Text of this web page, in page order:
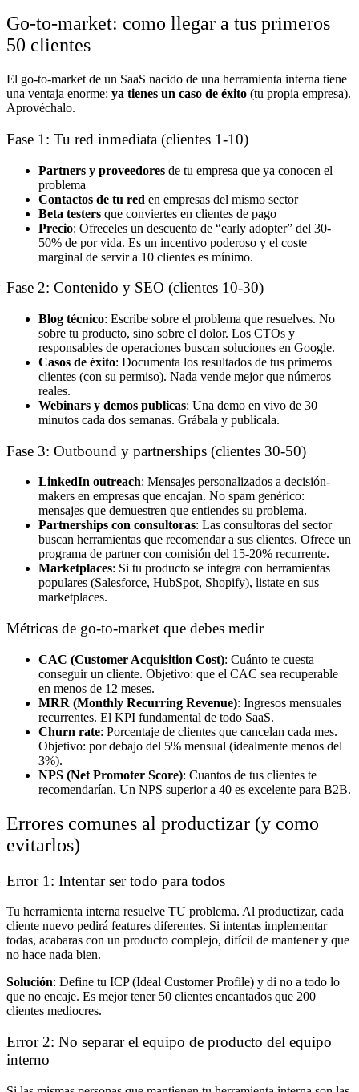
Go-to-market: como llegar a tus primeros
50 clientes
El go-to-market de un SaaS nacido de una herramienta interna tiene
una ventaja enorme: ya tienes un caso de éxito (tu propia empresa).
Aprovéchalo.
Fase 1: Tu red inmediata (clientes 1-10)
Partners y proveedores de tu empresa que ya conocen el
problema
Contactos de tu red en empresas del mismo sector
Beta testers que conviertes en clientes de pago
Precio: Ofreceles un descuento de “early adopter” del 30-
50% de por vida. Es un incentivo poderoso y el coste
marginal de servir a 10 clientes es mínimo.
Fase 2: Contenido y SEO (clientes 10-30)
Blog técnico: Escribe sobre el problema que resuelves. No
sobre tu producto, sino sobre el dolor. Los CTOs y
responsables de operaciones buscan soluciones en Google.
Casos de éxito: Documenta los resultados de tus primeros
clientes (con su permiso). Nada vende mejor que números
reales.
Webinars y demos publicas: Una demo en vivo de 30
minutos cada dos semanas. Grábala y publicala.
Fase 3: Outbound y partnerships (clientes 30-50)
LinkedIn outreach: Mensajes personalizados a decisión-
makers en empresas que encajan. No spam genérico:
mensajes que demuestren que entiendes su problema.
Partnerships con consultoras: Las consultoras del sector
buscan herramientas que recomendar a sus clientes. Ofrece un
programa de partner con comisión del 15-20% recurrente.
Marketplaces: Si tu producto se integra con herramientas
populares (Salesforce, HubSpot, Shopify), listate en sus
marketplaces.
Métricas de go-to-market que debes medir
CAC (Customer Acquisition Cost): Cuánto te cuesta
conseguir un cliente. Objetivo: que el CAC sea recuperable
en menos de 12 meses.
MRR (Monthly Recurring Revenue): Ingresos mensuales
recurrentes. El KPI fundamental de todo SaaS.
Churn rate: Porcentaje de clientes que cancelan cada mes.
Objetivo: por debajo del 5% mensual (idealmente menos del
3%).
NPS (Net Promoter Score): Cuantos de tus clientes te
recomendarían. Un NPS superior a 40 es excelente para B2B.
Errores comunes al productizar (y como
evitarlos)
Error 1: Intentar ser todo para todos
Tu herramienta interna resuelve TU problema. Al productizar, cada
cliente nuevo pedirá features diferentes. Si intentas implementar
todas, acabaras con un producto complejo, difícil de mantener y que
no hace nada bien.
Solución: Define tu ICP (Ideal Customer Profile) y di no a todo lo
que no encaje. Es mejor tener 50 clientes encantados que 200
clientes mediocres.
Error 2: No separar el equipo de producto del equipo
interno